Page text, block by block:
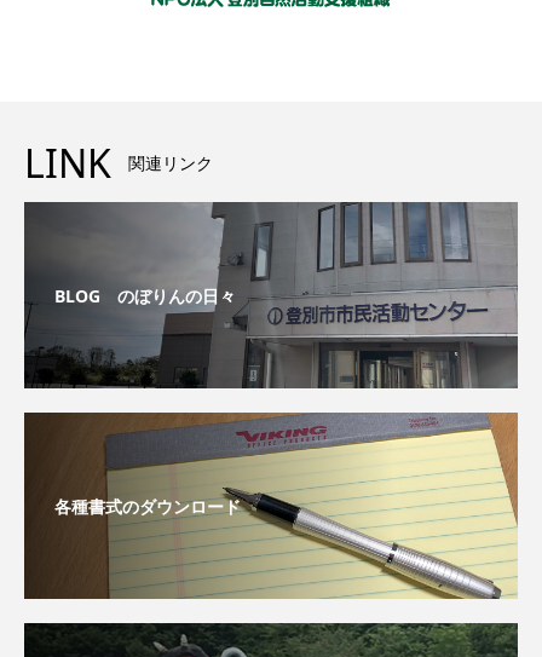
LINK 関連リンク
BLOG のぼりんの日々
各種書式のダウンロード